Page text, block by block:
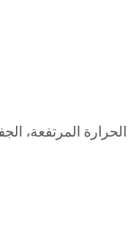
تحمل درجات الحرارة